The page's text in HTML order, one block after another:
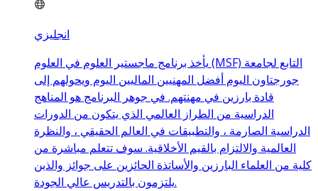
انجليزي
يأخذ برنامج ماجستير العلوم في العلوم (MSF) التابع لجامعة
جورجتاون اليوم أفضل المهنيين الماليين اليوم ويحولهم إلى
قادة بارزين في مهنتهم. في جوهر البرنامج هو المناهج
الدراسية من الطراز العالمي الذي يتكون من الدورات
الدراسية الصارمة ، والتطبيقات في العالم الحقيقي ، والنظرة
العالمية والالتزام بالقيم الأخلاقية. سوف تتعلم مباشرة من
كلية من العلماء البارزين والأساتذة الحائزين على جوائز والذين
يلتزمون بالتدريس عالي الجودة.